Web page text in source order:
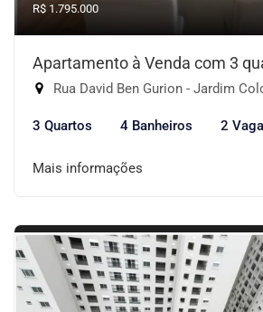
R$ 1.795.000
Apartamento à Venda com 3
Rua David Ben Gurion - Jardim
3 Quartos 4 Banheiros 2
Mais informações